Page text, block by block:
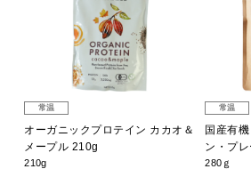
常温
オーガニックプロテイン カカオ＆
メープル 210g
210g
常温
国産有
ン・プ
280ｇ